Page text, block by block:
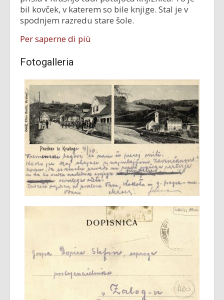
bil kovček, v katerem so bile knjige. Stal je v
spodnjem razredu stare šole.
Per saperne di più
Fotogalleria